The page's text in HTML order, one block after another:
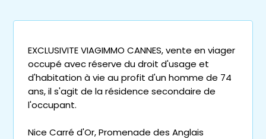
EXCLUSIVITE VIAGIMMO CANNES, vente en viager
occupé avec réserve du droit d'usage et
d'habitation à vie au profit d'un homme de 74
ans, il s'agit de la résidence secondaire de
l'occupant.
Nice Carré d'Or, Promenade des Anglais